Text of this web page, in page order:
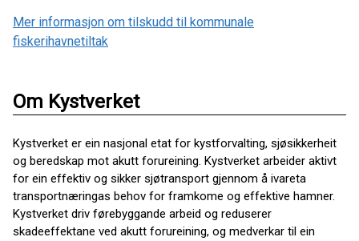
Mer informasjon om tilskudd til kommunale
fiskerihavnetiltak
Om Kystverket
Kystverket er ein nasjonal etat for kystforvalting, sjøsikkerheit
og beredskap mot akutt forureining. Kystverket arbeider aktivt
for ein effektiv og sikker sjøtransport gjennom å ivareta
transportnæringas behov for framkome og effektive hamner.
Kystverket driv førebyggande arbeid og reduserer
skadeeffektane ved akutt forureining, og medverkar til ein